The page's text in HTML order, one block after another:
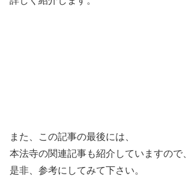
また、この記事の最後には、
本法寺の関連記事も紹介していますので、
是非、参考にしてみて下さい。